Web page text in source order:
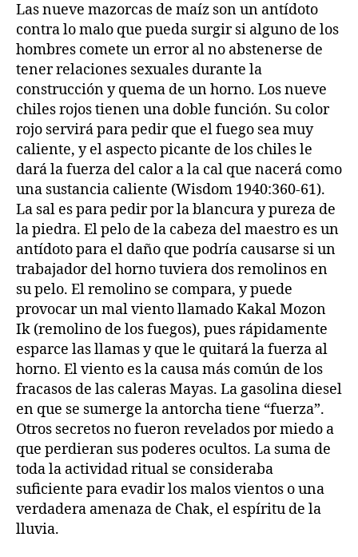
Las nueve mazorcas de maíz son un antídoto
contra lo malo que pueda surgir si alguno de los
hombres comete un error al no abstenerse de
tener relaciones sexuales durante la
construcción y quema de un horno. Los nueve
chiles rojos tienen una doble función. Su color
rojo servirá para pedir que el fuego sea muy
caliente, y el aspecto picante de los chiles le
dará la fuerza del calor a la cal que nacerá como
una sustancia caliente (Wisdom 1940:360-61).
La sal es para pedir por la blancura y pureza de
la piedra. El pelo de la cabeza del maestro es un
antídoto para el daño que podría causarse si un
trabajador del horno tuviera dos remolinos en
su pelo. El remolino se compara, y puede
provocar un mal viento llamado Kakal Mozon
Ik (remolino de los fuegos), pues rápidamente
esparce las llamas y que le quitará la fuerza al
horno. El viento es la causa más común de los
fracasos de las caleras Mayas. La gasolina diesel
en que se sumerge la antorcha tiene “fuerza”.
Otros secretos no fueron revelados por miedo a
que perdieran sus poderes ocultos. La suma de
toda la actividad ritual se consideraba
suficiente para evadir los malos vientos o una
verdadera amenaza de Chak, el espíritu de la
lluvia.